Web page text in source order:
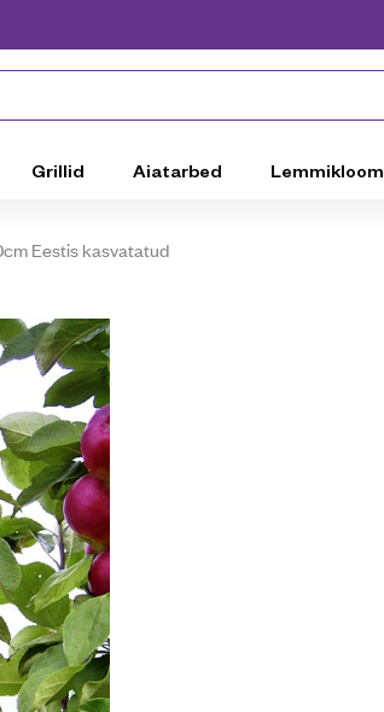
Grillid Aiatarbed Lemmikloom
Eestis kasvatatud